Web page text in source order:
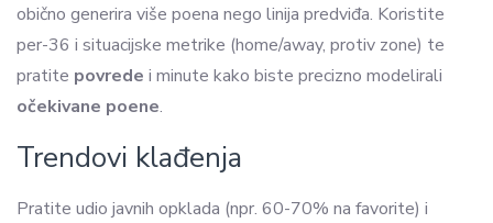
obično generira više poena nego linija predviđa. Koristite
per-36 i situacijske metrike (home/away, protiv zone) te
pratite povrede i minute kako biste precizno modelirali
očekivane poene.
Trendovi klađenja
Pratite udio javnih opklada (npr. 60-70% na favorite) i